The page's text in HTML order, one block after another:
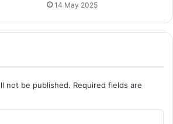
14 May 2025
not be published. Required fields are